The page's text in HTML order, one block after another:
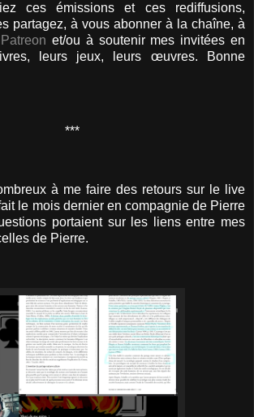
ces émissions et ces rediffusions,
partagez, à vous abonner à la chaîne, à
et/ou à soutenir mes invitées en
leurs jeux, leurs œuvres. Bonne
***
à me faire des retours sur le live
le mois dernier en compagnie de Pierre
portaient sur les liens entre mes
de Pierre.